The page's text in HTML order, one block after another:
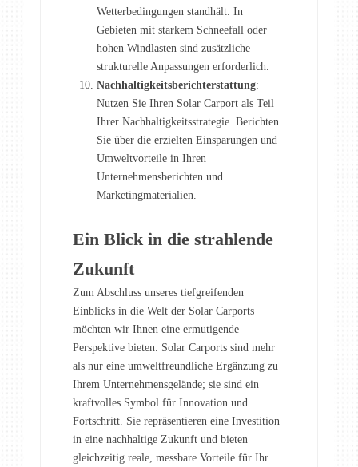
Wetterbedingungen standhält. In
Gebieten mit starkem Schneefall oder
hohen Windlasten sind zusätzliche
strukturelle Anpassungen erforderlich.
Nachhaltigkeitsberichterstattung:
Nutzen Sie Ihren Solar Carport als Teil
Ihrer Nachhaltigkeitsstrategie. Berichten
Sie über die erzielten Einsparungen und
Umweltvorteile in Ihren
Unternehmensberichten und
Marketingmaterialien.
Ein Blick in die strahlende
Zukunft
Zum Abschluss unseres tiefgreifenden
Einblicks in die Welt der Solar Carports
möchten wir Ihnen eine ermutigende
Perspektive bieten. Solar Carports sind mehr
als nur eine umweltfreundliche Ergänzung zu
Ihrem Unternehmensgelände; sie sind ein
kraftvolles Symbol für Innovation und
Fortschritt. Sie repräsentieren eine Investition
in eine nachhaltige Zukunft und bieten
gleichzeitig reale, messbare Vorteile für Ihr